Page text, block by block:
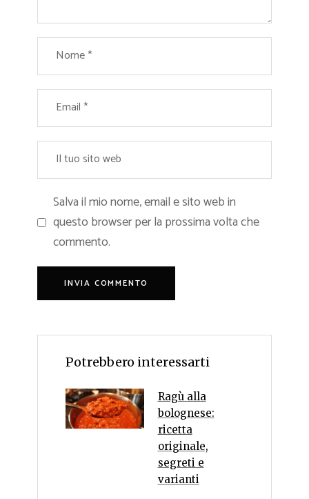
Salva il mio nome, email e sito web in
questo browser per la prossima volta che
commento.
Potrebbero interessarti
Ragù alla
bolognese:
ricetta
originale,
segreti e
varianti